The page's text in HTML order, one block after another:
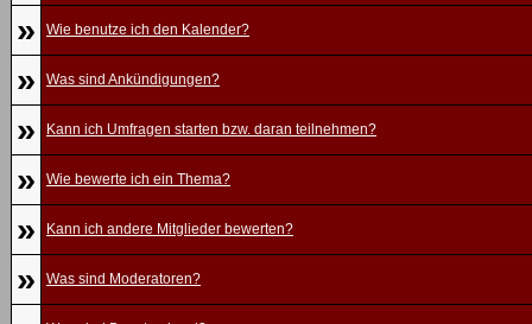
» Wie benutze ich den Kalender?
» Was sind Ankündigungen?
» Kann ich Umfragen starten bzw. daran teilnehmen?
» Wie bewerte ich ein Thema?
» Kann ich andere Mitglieder bewerten?
» Was sind Moderatoren?